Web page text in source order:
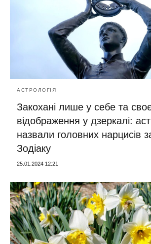
АСТРОЛОГІЯ
Закохані лише у себе та
відображення у дзеркалі:
назвали головних нарцисів
Зодіаку
25.01.2024 12:21